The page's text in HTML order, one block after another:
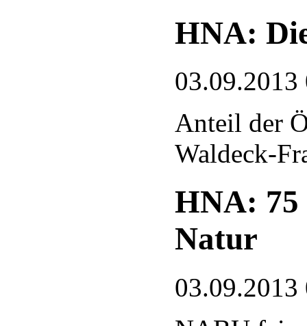
HNA:
03.09.2013
Anteil der
Waldeck-
HNA: 75
Natur
03.09.2013